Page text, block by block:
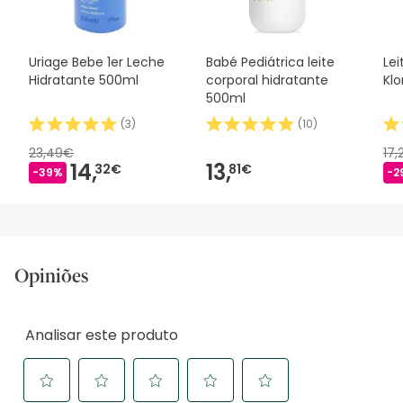
nossos termos e condições
Uriage Bebe 1er Leche
Hidratante 500ml
(3)
23,49€
-39% 14,32€
Babé Pediátrica leite
corporal hidratante
500ml
(10)
13,81€ -
Opiniões
Analisar este produto